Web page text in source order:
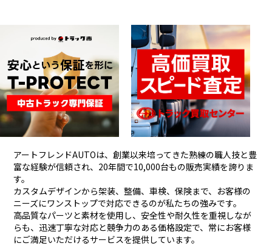
アートフレンドAUTOは、創業以来培ってきた熟練の職人技と豊
富な経験が信頼され、 20年間で10,000台もの販売実績を誇りま
す。
カスタムデザインから架装、整備、車検、保険まで、お客様の
ニーズにワンストップで対応できるのが私たちの強みです。
高品質なパーツと素材を使用し、安全性や耐久性を重視しなが
らも、 迅速丁寧な対応と競争力のある価格設定で、常にお客様
にご満足いただけるサービスを提供しています。